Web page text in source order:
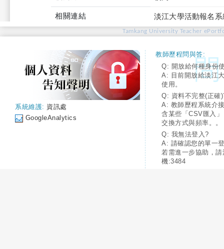
相關連結 淡江大學活動報名
Tamkang University Teacher
系統維護: 資訊處
GoogleAnalytics
教師歷程問與答:
Q: 開放給何種身份
A: 目前開放給淡江
使用。
Q: 資料不完整(正確
A: 教師歷程系統介
含某些「CSV匯入
交換方式與頻率。。
Q: 我無法登入?
A: 請確認您的單一
若需進一步協助，
機:3484